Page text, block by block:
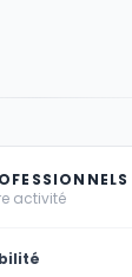
activité